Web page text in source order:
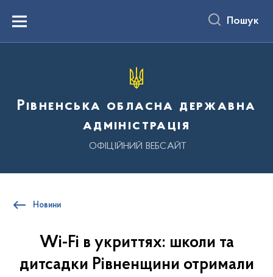
вмістуMenu Пошук
Рівненська обласна державна
адміністрація
ОФІЦІЙНИЙ ВЕБСАЙТ
Новини
Wi-Fi в укриттях: школи та
дитсадки Рівненщини отримали